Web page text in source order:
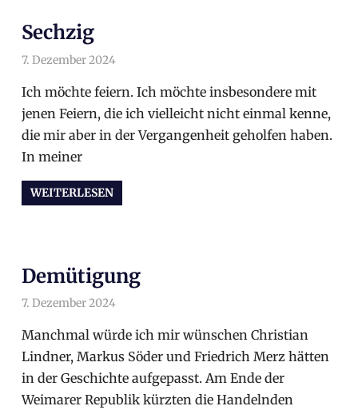
Sechzig
7. Dezember 2024
Ich möchte feiern. Ich möchte insbesondere mit
jenen Feiern, die ich vielleicht nicht einmal kenne,
die mir aber in der Vergangenheit geholfen haben.
In meiner
WEITERLESEN
Demütigung
7. Dezember 2024
Manchmal würde ich mir wünschen Christian
Lindner, Markus Söder und Friedrich Merz hätten
in der Geschichte aufgepasst. Am Ende der
Weimarer Republik kürzten die Handelnden